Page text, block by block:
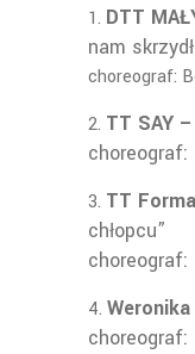
DTT
nam
choreograf:
TT SAY –
choreograf:
TT
chłopcu”
choreograf: